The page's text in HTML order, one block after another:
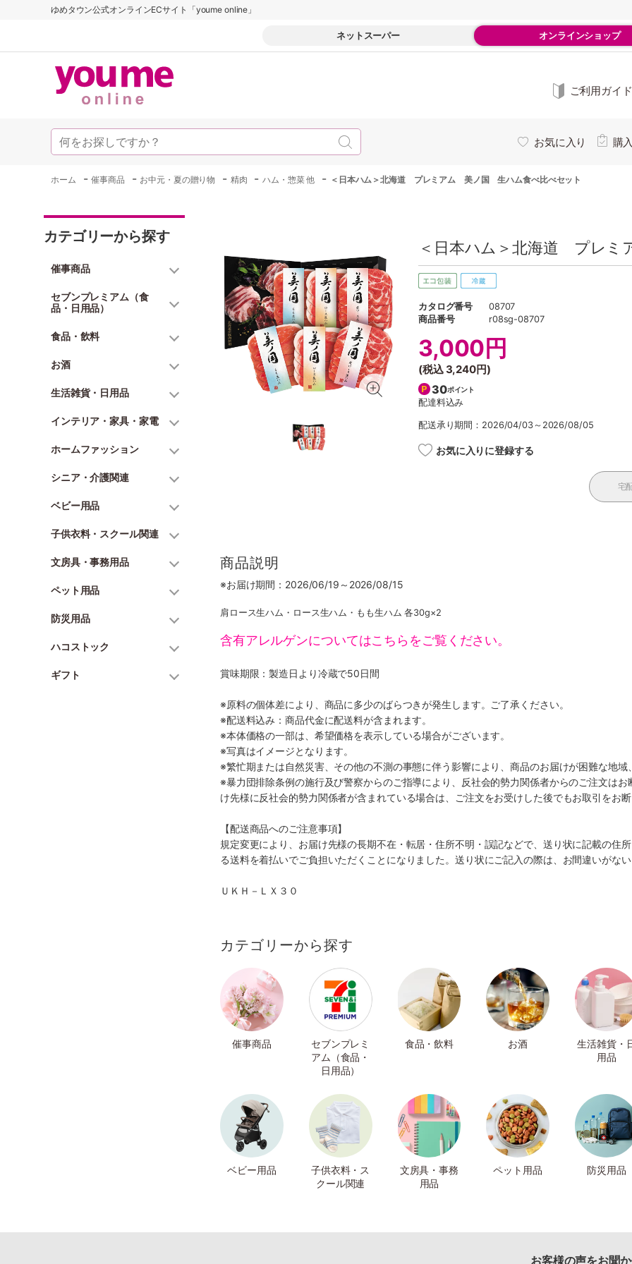
ゆめタウン公式オンラインECサイト「youme online」
ネットスーパー オンラインショップ
ご利用ガイド
お気に入り 購
ホーム -催事商品 - お中元・夏の贈り物 - 精肉 -ハム・惣菜 他 - ＜日本ハム＞北海道 プレミアム 美ノ国 生ハム食べ比べセット
カテゴリーから探す
催事商品
セブンプレミアム（食
品・日用品）
食品・飲料
お酒
生活雑貨・日用品
インテリア・家具・家電
ホームファッション
シニア・介護関連
ベビー用品
子供衣料・スクール関連
文房具・事務用品
ペット用品
防災用品
ハコストック
ギフト
＜日本ハム＞北海道 プレ
カタログ番号
08707
商品番号
r08sg-08707
3,000円
(税込 3,240円)
30ポイント
配達料込み
配送承り期間：2026/04/03～2026/08/05
お気に入りに登録する
宅
商品説明
※お届け期間：2026/06/19～2026/08/15
肩ロース生ハム・ロース生ハム・もも生ハム 各30g×2
含有アレルゲンについてはこちらをご覧ください。
賞味期限：製造日より冷蔵で50日間
※原料の個体差により、商品に多少のばらつきが発生します。ご了承ください。
※配送料込み：商品代金に配送料が含まれます。
※本体価格の一部は、希望価格を表示している場合がございます。
※写真はイメージとなります。
※繁忙期または自然災害、その他の不測の事態に伴う影響により、商品のお届けが困難な地域
※暴力団排除条例の施行及び警察からのご指導により、反社会的勢力関係者からのご注文は
け先様に反社会的勢力関係者が含まれている場合は、ご注文をお受けした後でもお取引をお
【配送商品へのご注意事項】
規定変更により、お届け先様の長期不在・転居・住所不明・誤記などで、送り状に記載の住
る送料を着払いでご負担いただくことになりました。送り状にご記入の際は、お間違いがな
ＵＫＨ－ＬＸ３０
カテゴリーから探す
催事商品
セブンプレミ
アム（食品・
日用品）
食品・飲料 お酒
生活雑貨・
用品
ベビー用品
子供衣料・ス
クール関連
文房具・事務
用品
ペット用品 防災用品
お客様の声をお聞